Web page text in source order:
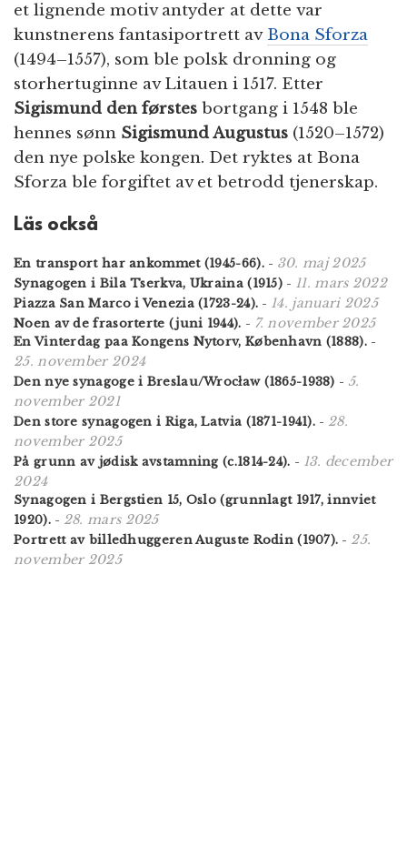
et lignende motiv antyder at dette var
kunstnerens fantasiportrett av Bona Sforza
(1494–1557), som ble polsk dronning og
storhertuginne av Litauen i 1517. Etter
Sigismund den førstes bortgang i 1548 ble
hennes sønn Sigismund Augustus (1520–1572)
den nye polske kongen. Det ryktes at Bona
Sforza ble forgiftet av et betrodd tjenerskap.
Läs också
En transport har ankommet (1945-66).- 30. maj 2025
Synagogen i Bila Tserkva, Ukraina (1915) - 11. mars 2022
Piazza San Marco i Venezia (1723-24). - 14. januari 2025
Noen av de frasorterte (juni 1944). - 7. november 2025
En Vinterdag paa Kongens Nytorv, København (1888). -
25. november 2024
Den nye synagoge i Breslau/Wrocław (1865-1938) - 5.
november 2021
Den store synagogen i Riga, Latvia (1871-1941). - 28.
november 2025
På grunn av jødisk avstamning (c.1814-24). - 13. december
2024
Synagogen i Bergstien 15, Oslo (grunnlagt 1917, innviet
1920).- 28. mars 2025
Portrett av billedhuggeren Auguste Rodin (1907). - 25.
november 2025